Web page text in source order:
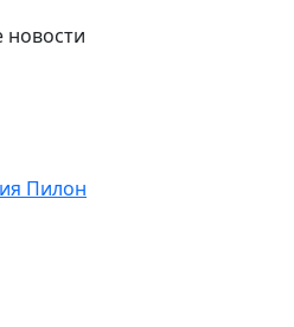
новости